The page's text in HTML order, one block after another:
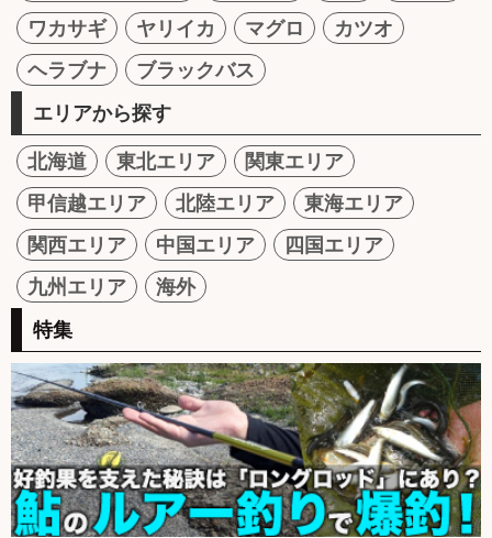
ワカサギ
ヤリイカ マグロ
カツオ
ヘラブナ
ブラックバス
エリアから探す
北海道 東北エリア
関東エリア
甲信越エリア
北陸エリア
東海エリア
関西エリア
中国エリア
四国エリア
九州エリア
海外
特集